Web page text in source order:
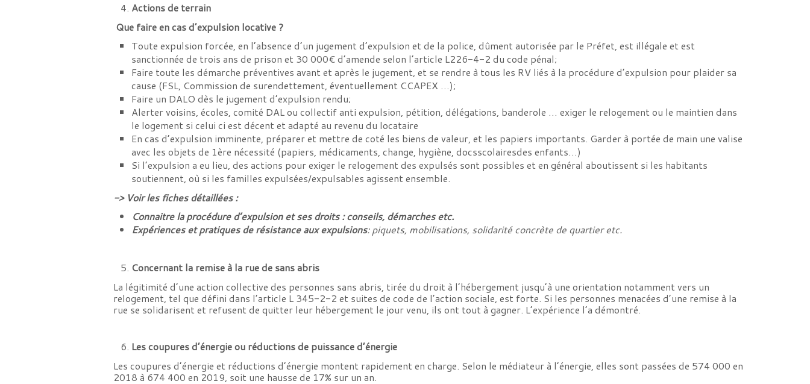
Actions de terrain
Que faire en cas d’expulsion locative ?
Toute expulsion forcée, en l’absence d’un jugement d’expulsion et de la police, dûment autorisée par le Préfet, est illégale et est
sanctionnée de trois ans de prison et 30 000€ d’amende selon l’article L226-4-2 du code pénal;
Faire toute les démarche préventives avant et après le jugement, et se rendre à tous les RV liés à la procédure d’expulsion pour plaider sa
cause (FSL, Commission de surendettement, éventuellement CCAPEX …);
Faire un DALO dès le jugement d’expulsion rendu;
Alerter voisins, écoles, comité DAL ou collectif anti expulsion, pétition, délégations, banderole … exiger le relogement ou le maintien dans
le logement si celui ci est décent et adapté au revenu du locataire
En cas d’expulsion imminente, préparer et mettre de coté les biens de valeur, et les papiers importants. Garder à portée de main une valise
avec les objets de 1ère nécessité (papiers, médicaments, change, hygiène, docsscolairesdes enfants…)
Si l’expulsion a eu lieu, des actions pour exiger le relogement des expulsés sont possibles et en général aboutissent si les habitants
soutiennent, où si les familles expulsées/expulsables agissent ensemble.
-> Voir les fiches détaillées :
Connaitre la procédure d’expulsion et ses droits : conseils, démarchesetc.
Expériences et pratiques de résistance aux expulsions:piquets, mobilisations, solidarité concrète de quartier etc.
Concernant la remise à la rue de sans abris
La légitimité d’une action collective des personnes sans abris, tirée du droit à l’hébergement jusqu’à une orientation notamment vers un
relogement, tel que défini dans l’article L 345-2-2 et suites de code de l’action sociale, est forte. Si les personnes menacées d’une remise à la
rue se solidarisent et refusent de quitter leur hébergement le jour venu, ils ont tout à gagner. L’expérience l’a démontré.
Les coupures d’énergie ou réductions de puissance d’énergie
Les coupures d’énergie et réductions d’énergie montent rapidement en charge. Selon le médiateur à l’énergie, elles sont passées de 574 000 en
2018 à 674 400 en 2019, soit une hausse de 17% sur un an.